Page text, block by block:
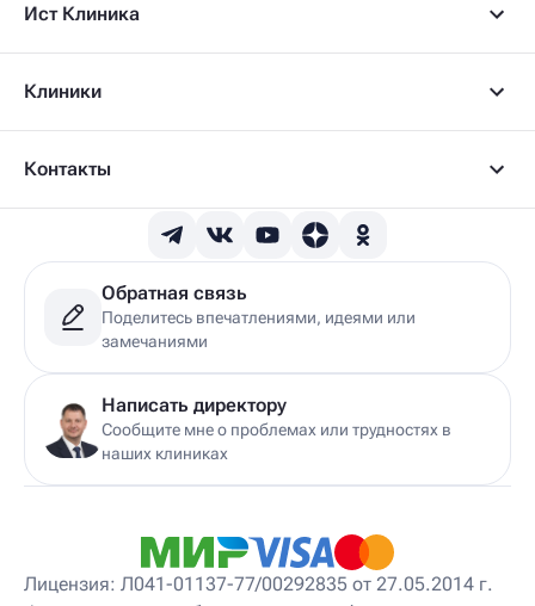
Дерматовенеролог
Детский вертебролог
Детский врач УЗИ
Детский гепатолог
Детский гинеколог
Детский гинеколог-эндокринолог
Детский гирудотерапевт
Детский дерматовенеролог
Детский дерматолог
Детский диетолог
Детский инструктор ЛФК
Детский кинезиолог
Детский консультирующий врач ЛФК
Детский мануальный терапевт
Детский массажист
Детский невропатолог
Детский нейропсихолог
Детский нутрициолог
Ист Клиника
Клиники
Контакты
Обратная связь
Поделитесь впечатлениями, идеями или
замечаниями
Написать директору
Сообщите мне о проблемах или трудностях в
наших клиниках
Лицензия: Л041-01137-77/00292835 от 27.05.2014 г.